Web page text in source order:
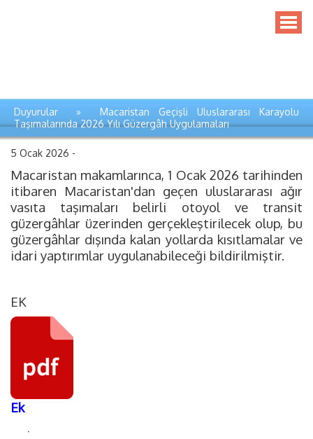
Duyurular » Macaristan Geçişli Uluslararası Karayolu
Taşımalarında 2026 Yılı Güzergâh Uygulamaları
5 Ocak 2026 -
Macaristan makamlarınca, 1 Ocak 2026 tarihinden
itibaren Macaristan'dan geçen uluslararası ağır
vasıta taşımaları belirli otoyol ve transit
güzergâhlar üzerinden gerçekleştirilecek olup, bu
güzergâhlar dışında kalan yollarda kısıtlamalar ve
idari yaptırımlar uygulanabileceği bildirilmiştir.
EK
Ek
·